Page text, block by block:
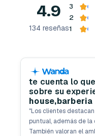
4.9
134 reseñas
3
2
1
te cuenta lo
sobre su
"Los clientes
puntual, además de
También valoran el